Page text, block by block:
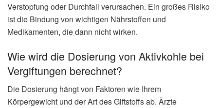
Verstopfung oder Durchfall verursachen. Ein großes Risiko
ist die Bindung von wichtigen Nährstoffen und
Medikamenten, die dann nicht wirken.
Wie wird die Dosierung von Aktivkohle bei
Vergiftungen berechnet?
Die Dosierung hängt von Faktoren wie Ihrem
Körpergewicht und der Art des Giftstoffs ab. Ärzte